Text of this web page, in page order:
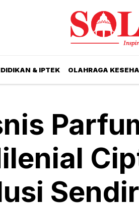
& IPTEK OLAHRAGA